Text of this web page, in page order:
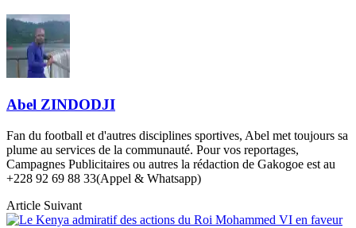
Abel ZINDODJI
Fan du football et d'autres disciplines sportives, Abel met toujours sa
plume au services de la communauté. Pour vos reportages,
Campagnes Publicitaires ou autres la rédaction de Gakogoe est au
+228 92 69 88 33(Appel & Whatsapp)
Article Suivant